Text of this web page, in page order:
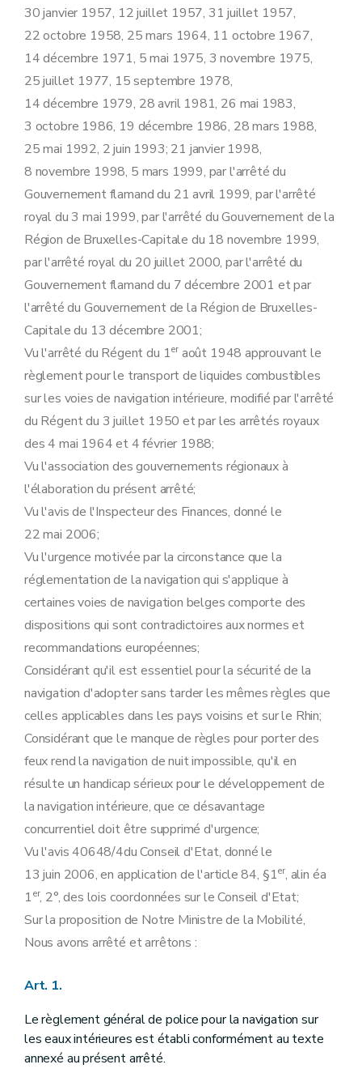
30 janvier 1957, 12 juillet 1957, 31 juillet 1957,
22 octobre 1958, 25 mars 1964, 11 octobre 1967,
14 décembre 1971, 5 mai 1975, 3 novembre 1975,
25 juillet 1977, 15 septembre 1978,
14 décembre 1979, 28 avril 1981, 26 mai 1983,
3 octobre 1986, 19 décembre 1986, 28 mars 1988,
25 mai 1992, 2 juin 1993; 21 janvier 1998,
8 novembre 1998, 5 mars 1999, par l'arrêté du
Gouvernement flamand du 21 avril 1999, par l'arrêté
royal du 3 mai 1999, par l'arrêté du Gouvernement de la
Région de Bruxelles-Capitale du 18 novembre 1999,
par l'arrêté royal du 20 juillet 2000, par l'arrêté du
Gouvernement flamand du 7 décembre 2001 et par
l'arrêté du Gouvernement de la Région de Bruxelles-
Capitale du 13 décembre 2001;
Vu l'arrêté du Régent du 1eraoût 1948 approuvant le
règlement pour le transport de liquides combustibles
sur les voies de navigation intérieure, modifié par l'arrêté
du Régent du 3 juillet 1950 et par les arrêtés royaux
des 4 mai 1964 et 4 février 1988;
Vu l'association des gouvernements régionaux à
l'élaboration du présent arrêté;
Vu l'avis de l'Inspecteur des Finances, donné le
22 mai 2006;
Vu l'urgence motivée par la circonstance que la
réglementation de la navigation qui s'applique à
certaines voies de navigation belges comporte des
dispositions qui sont contradictoires aux normes et
recommandations européennes;
Considérant qu'il est essentiel pour la sécurité de la
navigation d'adopter sans tarder les mêmes règles que
celles applicables dans les pays voisins et sur le Rhin;
Considérant que le manque de règles pour porter des
feux rend la navigation de nuit impossible, qu'il en
résulte un handicap sérieux pour le développement de
la navigation intérieure, que ce désavantage
concurrentiel doit être supprimé d'urgence;
Vu l'avis 40648/4du Conseil d'Etat, donné le
13 juin 2006, en application de l'article 84, §1er, alin éa
1er, 2°, des lois coordonnées sur le Conseil d'Etat;
Sur la proposition de Notre Ministre de la Mobilité,
Nous avons arrêté et arrêtons :
Art. 1.
Le règlement général de police pour la navigation sur
les eaux intérieures est établi conformément au texte
annexé au présent arrêté.